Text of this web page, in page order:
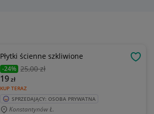
Płytki ścienne szkliwione
-24% 25,00 zł
KUP TERAZ
19zł
SPRZEDAJĄCY: OSOBA PRYWATNA
Konstantynów Ł.